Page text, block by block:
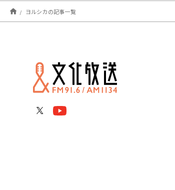
ヨルシカの記事一覧